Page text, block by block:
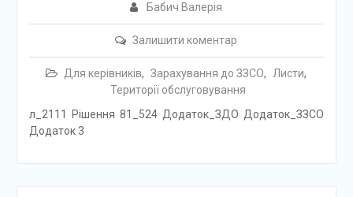
Бабич Валерія
Залишити коментар
Для керівників, Зарахування до ЗЗСО, Листи,
Території обслуговування
л_2111 Рішення 81_524 Додаток_ЗДО Додаток_ЗЗСО
Додаток 3